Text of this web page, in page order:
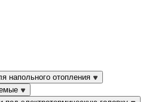
напольного отопления